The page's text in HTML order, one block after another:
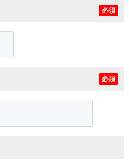
必須
必須